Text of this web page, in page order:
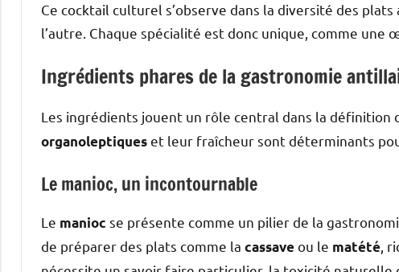
Ce cocktail culturel s’observe dans la diversité des
l’autre. Chaque spécialité est donc unique, comme une
Ingrédients phares de la gastronomie
Les ingrédients jouent un rôle central dans la définition
organoleptiqueset leur fraîcheur sont déterminants
Le manioc, un incontournable
Le manioc se présente comme un pilier de la
de préparer des plats comme la cassaveou le matété ,